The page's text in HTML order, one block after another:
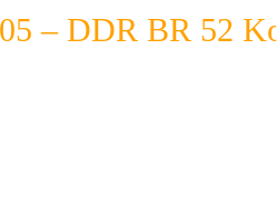
– DDR BR 52